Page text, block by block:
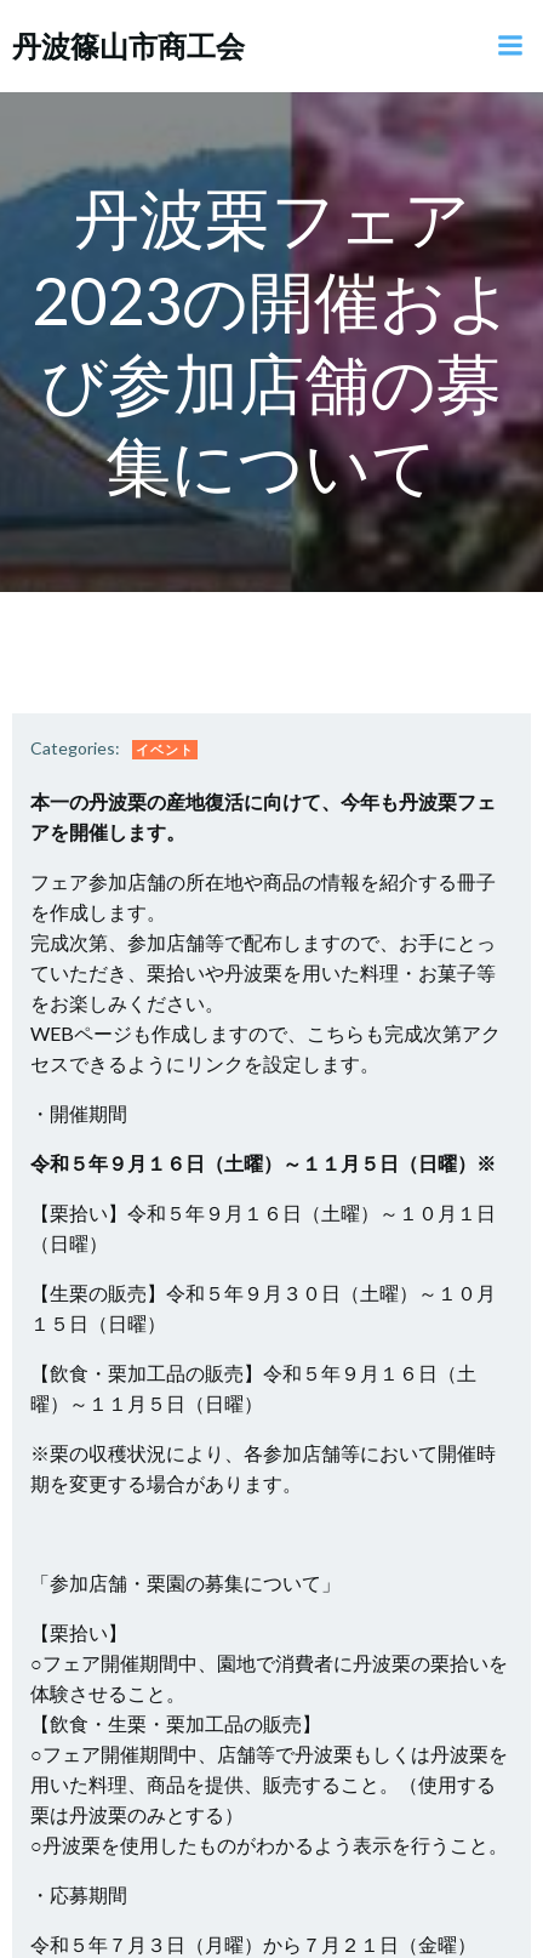
ン
へ
ッ
プ
丹波篠山市商工会
丹波栗フェア
2023の開催およ
び参加店舗の募
集について
Categories: イベント
本一の丹波栗の産地復活に向けて、今年も丹波栗フェ
アを開催します。
フェア参加店舗の所在地や商品の情報を紹介する冊子
を作成します。
完成次第、参加店舗等で配布しますので、お手にとっ
ていただき、栗拾いや丹波栗を用いた料理・お菓子等
をお楽しみください。
WEBページも作成しますので、こちらも完成次第アク
セスできるようにリンクを設定します。
・開催期間
令和５年９月１６日（土曜）～１１月５日（日曜）※
【栗拾い】令和５年９月１６日（土曜）～１０月１日
（日曜）
【生栗の販売】令和５年９月３０日（土曜）～１０月
１５日（日曜）
【飲食・栗加工品の販売】令和５年９月１６日（土
曜）～１１月５日（日曜）
※栗の収穫状況により、各参加店舗等において開催時
期を変更する場合があります。
「参加店舗・栗園の募集について」
【栗拾い】
○フェア開催期間中、園地で消費者に丹波栗の栗拾いを
体験させること。
【飲食・生栗・栗加工品の販売】
○フェア開催期間中、店舗等で丹波栗もしくは丹波栗を
用いた料理、商品を提供、販売すること。（使用する
栗は丹波栗のみとする）
○丹波栗を使用したものがわかるよう表示を行うこと。
・応募期間
令和５年７月３日（月曜）から７月２１日（金曜）